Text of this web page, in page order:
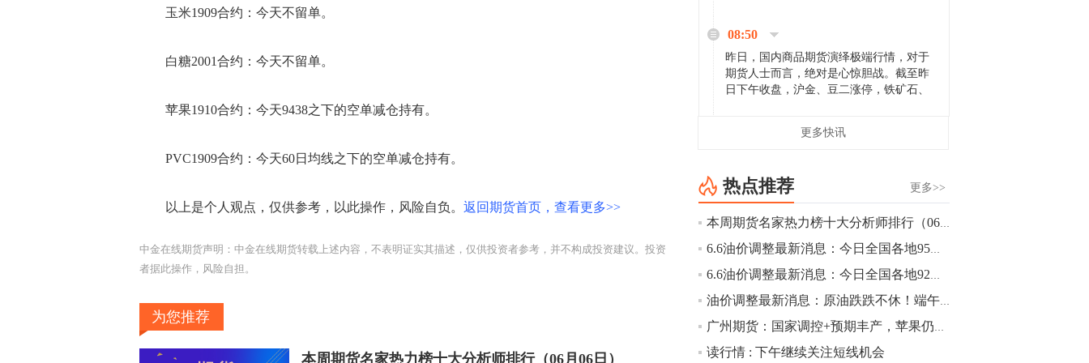
玉米1909合约：今天不留单。
白糖2001合约：今天不留单。
苹果1910合约：今天9438之下的空单减仓持有。
PVC1909合约：今天60日均线之下的空单减仓持有。
以上是个人观点，仅供参考，以此操作，风险自负。 返回期货首页，查看更多>>
中金在线期货声明：中金在线期货转载上述内容，不表明证实其描述，仅供投资者参考，并不构成投资建议。投资
者据此操作，风险自担。
为您推荐
本周期货名家热力榜十大分析师排行（06月06日）
场来看，汇率波动...
08:50
昨日，国内商品期货演绎极端行情，对于
期货人士而言，绝对是心惊胆战。截至昨
日下午收盘，沪金、豆二涨停，铁矿石、
[imgnobrwh] src=...
跌幅达6%，报689.5元/吨，刷新近两个月
低位。
14:20
方正有色研究团队：高度重视贵金属的阶
段性机会。自年初以来沪金上涨16.93%，
更多快讯
更多>>
热点推荐
本周期货名家热力榜十大分析师排行（06月06日）
6.6油价调整最新消息：今日全国各地95号汽油价格查询一览
6.6油价调整最新消息：今日全国各地92号汽油价格查询一览
油价调整最新消息：原油跌跌不休！端午节后成品油或刷新年内最大跌幅！
广州期货：国家调控+预期丰产，苹果仍有下跌空间
读行情 : 下午继续关注短线机会